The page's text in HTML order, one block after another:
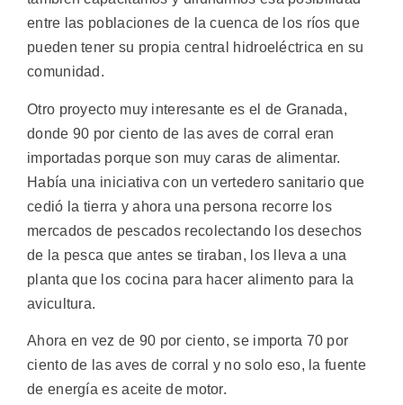
entre las poblaciones de la cuenca de los ríos que
pueden tener su propia central hidroeléctrica en su
comunidad.
Otro proyecto muy interesante es el de Granada,
donde 90 por ciento de las aves de corral eran
importadas porque son muy caras de alimentar.
Había una iniciativa con un vertedero sanitario que
cedió la tierra y ahora una persona recorre los
mercados de pescados recolectando los desechos
de la pesca que antes se tiraban, los lleva a una
planta que los cocina para hacer alimento para la
avicultura.
Ahora en vez de 90 por ciento, se importa 70 por
ciento de las aves de corral y no solo eso, la fuente
de energía es aceite de motor.